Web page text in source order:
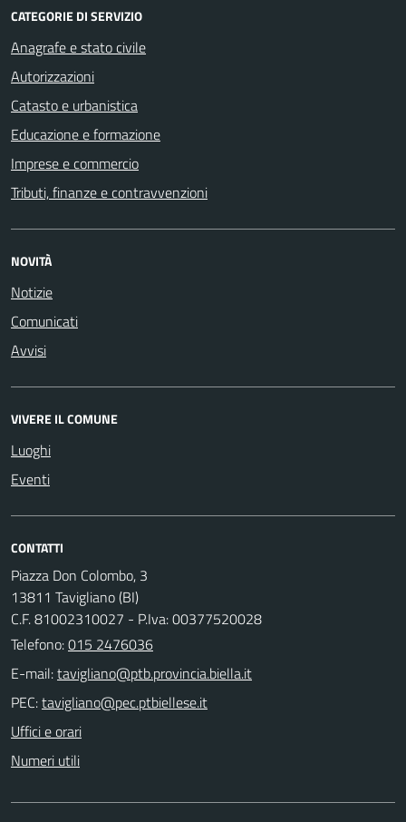
CATEGORIE DI SERVIZIO
Anagrafe e stato civile
Autorizzazioni
Catasto e urbanistica
Educazione e formazione
Imprese e commercio
Tributi, finanze e contravvenzioni
NOVITÀ
Notizie
Comunicati
Avvisi
VIVERE IL COMUNE
Luoghi
Eventi
CONTATTI
Piazza Don Colombo, 3
13811 Tavigliano (BI)
C.F. 81002310027 - P.Iva: 00377520028
Telefono:015 2476036
E-mail:
PEC:
Uffici e orari
Numeri utili